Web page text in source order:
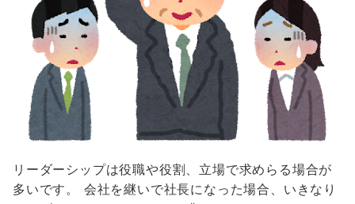
リーダーシップは役職や役割、立場で求めらる場合が
多いです。 会社を継いで社長になった場合、いきなり